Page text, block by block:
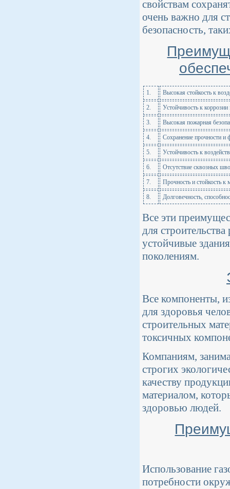
свойствам
очень важно для
безопасность,
1. Высокая стойкость к
2. Устойчивость к коррозии
3. Высокая пожарная
4. Сохранение прочности и
5. Устойчивость к
6. Отсутствие сквозных
7. Прочность и стойкость к
8. Долговечность,
Все эти
для
устойчивые
поколениям.
Все компоненты,
для здоровья
строительных
токсичных
Компаниям,
строгих
качеству
материалом,
здоровью людей.
Использование
потребности